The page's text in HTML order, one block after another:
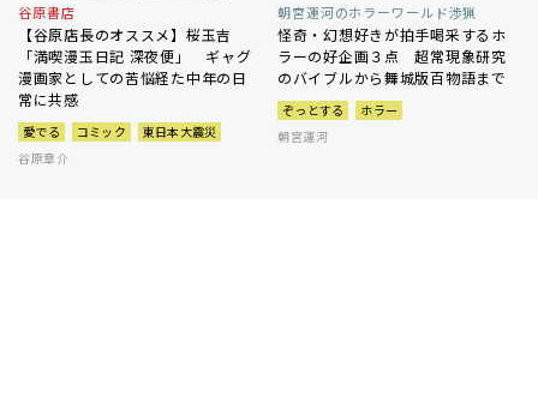
谷原書店
【谷原店長のオススメ】桜玉吉
「満喫漫玉日記 深夜便」 ギャグ
漫画家としての苦悩経た中年の日
常に共感
愛でる コミック
東日本大震災
谷原章介
朝宮運河のホラーワールド渉猟
怪奇・幻想好きが拍手喝采するホ
ラーの好企画３点 超常現象研究
のバイブルから舞城版百物語まで
ぞっとする
ホラー
朝宮運河